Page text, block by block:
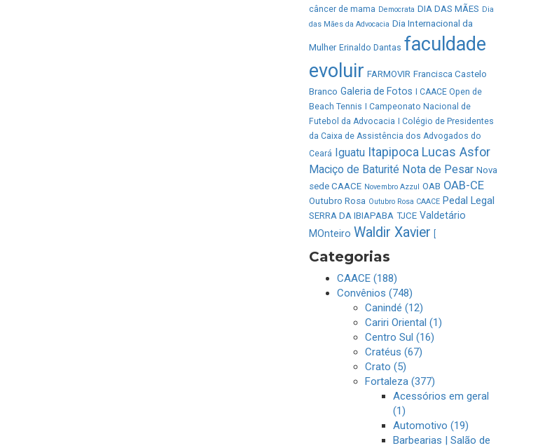
câncer de mama Democrata DIA DAS MÃES Dia
das Mães da Advocacia Dia Internacional da
Mulher Erinaldo Dantas faculdade
evoluir FARMOVIR Francisca Castelo
Branco Galeria de Fotos
I CAACE Open de
Beach Tennis
I Campeonato Nacional de
Futebol da Advocacia
I Colégio de Presidentes
da Caixa de Assistência dos Advogados do
Ceará Iguatu Itapipoca Lucas Asfor
Maciço de Baturité Nota de Pesar Nova
sede CAACE Novembro Azzul OAB OAB-CE
Outubro Rosa Outubro Rosa CAACE Pedal Legal
SERRA DA IBIAPABA TJCE Valdetário
MOnteiro Waldir Xavier
Categorias
CAACE (188)
Convênios (748)
Canindé (12)
Cariri Oriental (1)
Centro Sul (16)
Cratéus (67)
Crato (5)
Fortaleza (377)
Acessórios em geral
(1)
Automotivo (19)
Barbearias | Salão de